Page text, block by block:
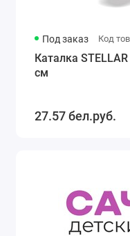
Под заказ Код
Каталка
см
27.57 бел.руб.